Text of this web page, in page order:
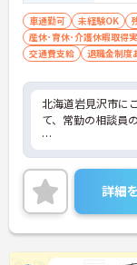
車通勤可 未経験OK
産休･育休･介護休暇取得
交通費支給
退職金制度
北海道岩見沢市に
て、常勤の相談員
日曜祝日固定休み
ートな時間も充実
可能です。
詳細